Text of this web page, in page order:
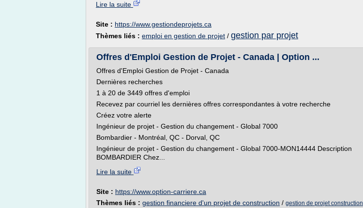
Lire la suite
Site : https://www.gestiondeprojets.ca
Thèmes liés : emploi en gestion de projet / gestion par projet
Offres d'Emploi Gestion de Projet - Canada | Option ...
Offres d'Emploi Gestion de Projet - Canada
Dernières recherches
1 à 20 de 3449 offres d'emploi
Recevez par courriel les dernières offres correspondantes à votre recherche
Créez votre alerte
Ingénieur de projet - Gestion du changement - Global 7000
Bombardier - Montréal, QC - Dorval, QC
Ingénieur de projet - Gestion du changement - Global 7000-MON14444 Description
BOMBARDIER Chez...
Lire la suite
Site : https://www.option-carriere.ca
Thèmes liés : gestion financiere d'un projet de construction / gestion de projet construction